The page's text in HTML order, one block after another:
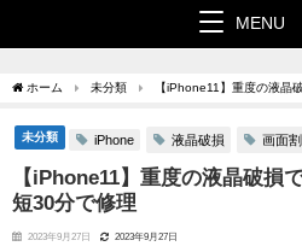
MENU
ホーム 未分類 【iPhone11】重度の液晶
未分類 iPhone 液晶破損 画面
【iPhone11】重度の液晶破損
短30分で修理
2023年9月27日 2023年9月27日